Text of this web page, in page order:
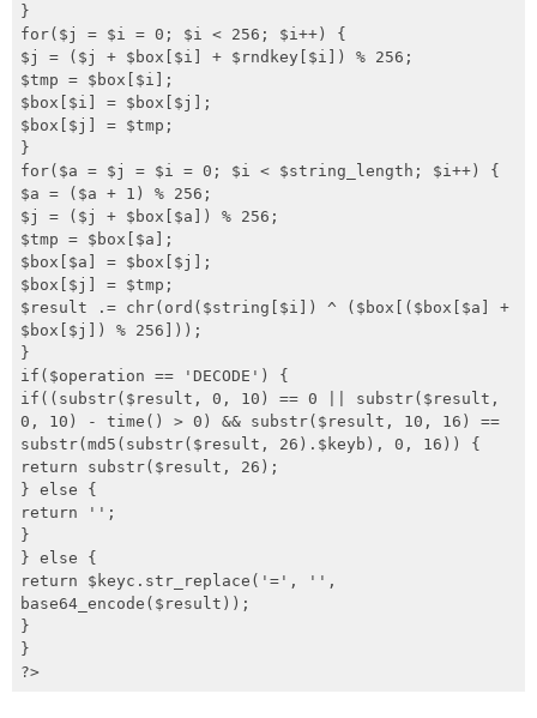
}
for($j = $i = 0; $i < 256; $i++) {
$j = ($j + $box[$i] + $rndkey[$i]) % 256;
$tmp = $box[$i];
$box[$i] = $box[$j];
$box[$j] = $tmp;
}
for($a = $j = $i = 0; $i < $string_length; $i++) {
$a = ($a + 1) % 256;
$j = ($j + $box[$a]) % 256;
$tmp = $box[$a];
$box[$a] = $box[$j];
$box[$j] = $tmp;
$result .= chr(ord($string[$i]) ^ ($box[($box[$a] +
$box[$j]) % 256]));
}
if($operation == 'DECODE') {
if((substr($result, 0, 10) == 0 || substr($result,
0, 10) - time() > 0) && substr($result, 10, 16) ==
substr(md5(substr($result, 26).$keyb), 0, 16)) {
return substr($result, 26);
} else {
return '';
}
} else {
return $keyc.str_replace('=', '',
base64_encode($result));
}
}
?>